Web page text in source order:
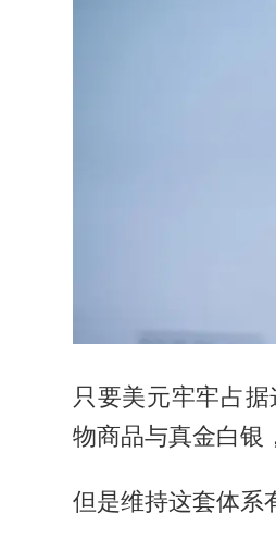
只要美元牢牢占
物商品与真金白银
但是维持这套体系